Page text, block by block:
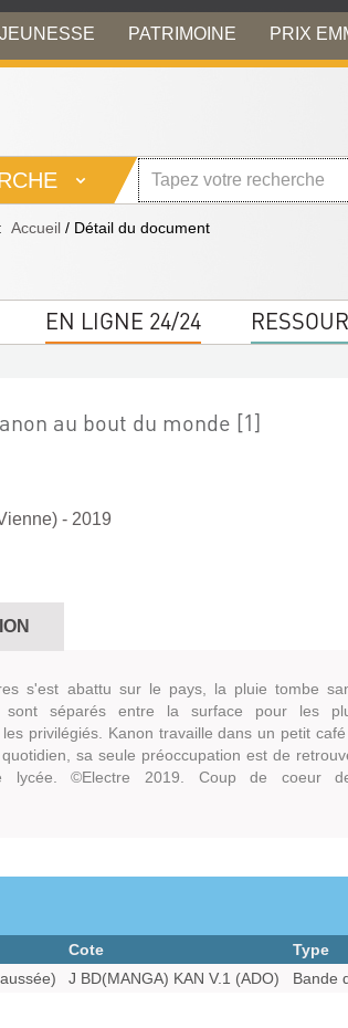
JEUNESSE PATRIMOINE PRIX
Accueil / Détail du document
EN LIGNE 24/24
au bout du monde [1]
- 2019
s'est abattu sur le pays, la pluie tombe
sont séparés entre la surface pour les
privilégiés. Kanon travaille dans un petit
sa seule préoccupation est de
lycée. ©Electre 2019. Coup de coeur
Cote Type
J BD(MANGA) KAN V.1 (ADO) Bande